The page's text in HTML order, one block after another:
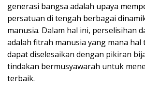
generasi bangsa adalah upaya
persatuan di tengah berbagai
manusia. Dalam hal ini, perselisihan
adalah fitrah manusia yang mana hal
dapat diselesaikan dengan pikiran
tindakan bermusyawarah untuk
terbaik.